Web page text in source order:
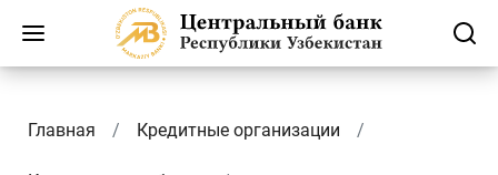
Главная Кредитные организации